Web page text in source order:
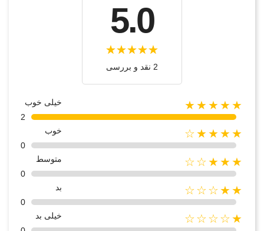
5.0
2 نقد و بررسی‌‌
★★★★★
خیلی خوب
2
★★★★☆
خوب
0
★★★☆☆
متوسط
0
★★☆☆☆
بد
0
★☆☆☆☆
خیلی بد